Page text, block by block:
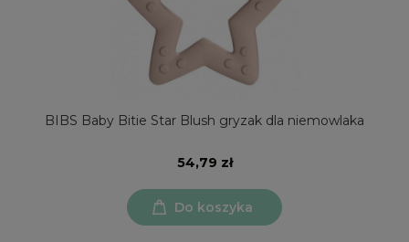
BIBS Baby Bitie Star Blush gryzak dla niemowlaka
54,79 zł
Do koszyka